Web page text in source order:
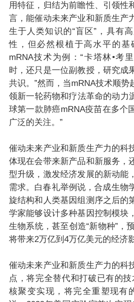
用特征，归结为前瞻性、引领性
言，能催动未来产业和新质生产
生于人类知识的“盲区”，具有
性，但必然根植于高水平的基
mRNA技术为例：“卡塔林•考
时，还只是一位副教授，研究成
共识。”然而，当mRNA技术顺势
领新一轮药物和疗法革命的动力
球第一款肺癌mRNA疫苗在多个
广泛的关注。”
催动未来产业和新质生产力的科
体现在会带来新产品和新服务，
型升级，激发经济发展的新动能
需求。白春礼举例说，合成生物
旋结构和人类基因组测序之后的
学家能够设计多种基因控制模块
生物系统，甚至创造“新物种”，
将带来2万亿到4万亿美元的经济
催动未来产业和新质生产力的科
点，将完全替代和打破已有的
核聚变实现，将完全重塑现有